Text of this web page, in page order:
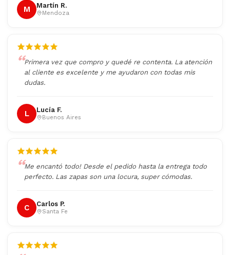
M Martín R.
Mendoza
Primera vez que compro y quedé re contenta. La atención
al cliente es excelente y me ayudaron con todas mis
dudas.
L Lucía F.
Buenos Aires
Me encantó todo! Desde el pedido hasta la entrega todo
perfecto. Las zapas son una locura, super cómodas.
C Carlos P.
Santa Fe